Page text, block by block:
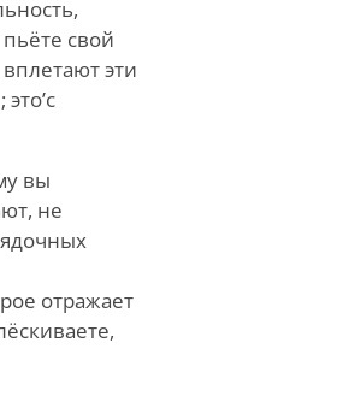
свой
эти
это’с
вы
не
отражает